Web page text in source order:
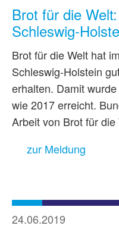
Brot für die
Schleswig-
Brot für die Welt hat
Schleswig-Holstein
erhalten. Damit
wie 2017 erreicht.
Arbeit von Brot für
zur Meldung
24.06.2019